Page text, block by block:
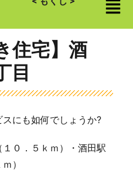
住宅】酒
目
にも如何でしょうか?
０．５ｋｍ）・酒田駅
）